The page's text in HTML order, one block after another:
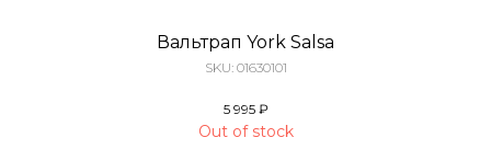
Вальтрап York Salsa
SKU: 01630101
5 995 ₽
Out of stock